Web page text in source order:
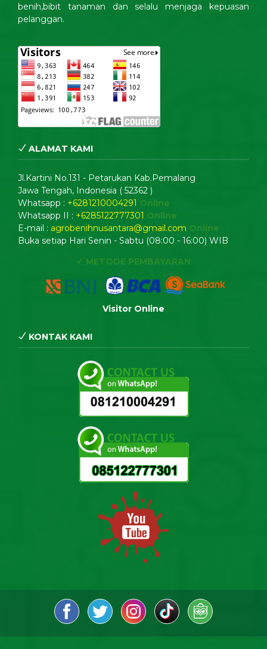
benih,bibit tanaman dan selalu menjaga kepuasan
pelanggan.
ALAMAT KAMI
Jl.Kartini No.131 - Petarukan Kab.Pemalang
Jawa Tengah, Indonesia ( 52362 )
Whatsapp : +6281210004291 Online
Whatsapp II : +6285122777301 Online
E-mail : agrobenihnusantara@gmail.com Online
Buka setiap Hari Senin - Sabtu (08:00 - 16:00) WIB
✓ METODE PEMBAYARAN
Visitor Online
KONTAK KAMI